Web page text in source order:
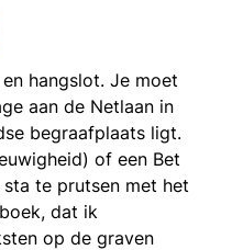
hangslot. Je moet
aan de Netlaan in
begraafplaats ligt.
of een Bet
te prutsen met het
dat ik
op de graven